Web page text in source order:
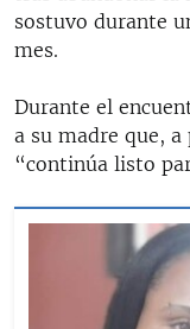
sostuvo durante
mes.
Durante el
a su madre que,
“continúa listo